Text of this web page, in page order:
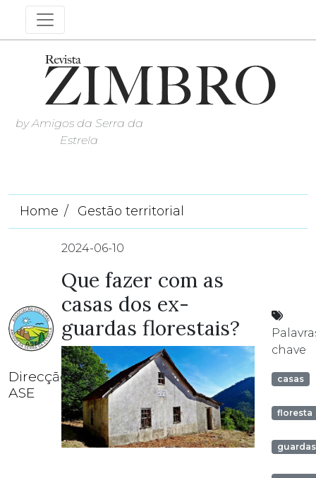
by Amigos da Serra da
Estrela
Home Gestão territorial
Direcção
ASE
2024-06-10
Que fazer com as
casas dos ex-
guardas florestais?
chave
casas
floresta
guardas